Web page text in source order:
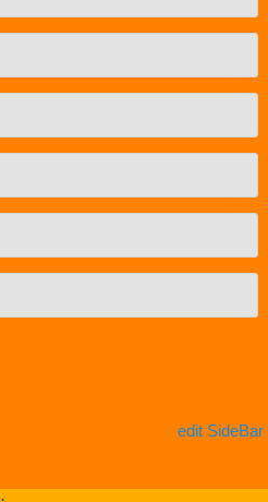
edit SideBar